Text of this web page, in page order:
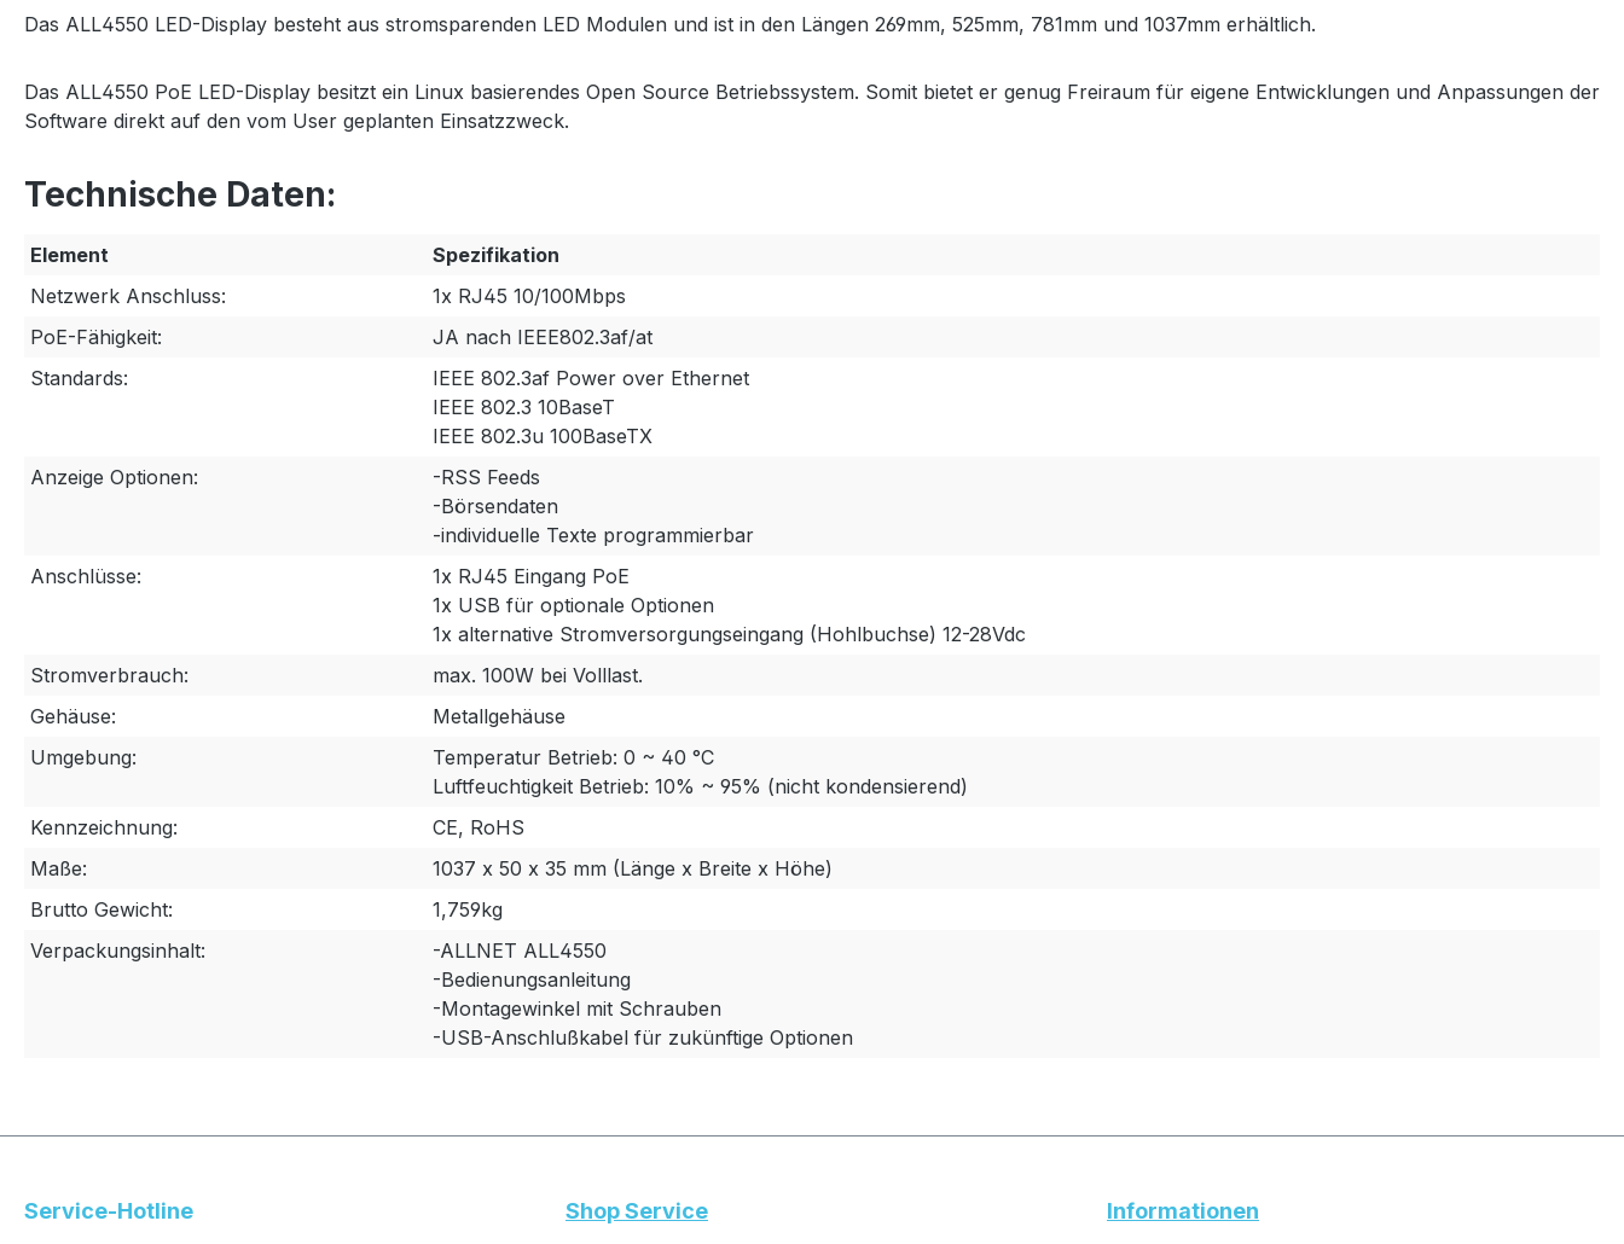
Das ALL4550 LED-Display besteht aus stromsparenden LED Modulen und ist in den Längen 269mm, 525mm, 781mm und 1037mm erhältlich.
Das ALL4550 PoE LED-Display besitzt ein Linux basierendes Open Source Betriebssystem. Somit bietet er genug Freiraum für eigene Entwicklungen und Anpassungen der
Software direkt auf den vom User geplanten Einsatzzweck.
Technische Daten:
Element
Spezifikation
Netzwerk Anschluss:
1x RJ45 10/100Mbps
PoE-Fähigkeit:
JA nach IEEE802.3af/at
Standards:
IEEE 802.3af Power over Ethernet
IEEE 802.3 10BaseT
IEEE 802.3u 100BaseTX
Anzeige Optionen:
-RSS Feeds
-Börsendaten
-individuelle Texte programmierbar
Anschlüsse:
1x RJ45 Eingang PoE
1x USB für optionale Optionen
1x alternative Stromversorgungseingang (Hohlbuchse) 12-28Vdc
Stromverbrauch:
max. 100W bei Volllast.
Gehäuse:
Metallgehäuse
Umgebung:
Temperatur Betrieb: 0 ~ 40 °C
Luftfeuchtigkeit Betrieb: 10% ~ 95% (nicht kondensierend)
Kennzeichnung:
CE, RoHS
Maße:
1037 x 50 x 35 mm (Länge x Breite x Höhe)
Brutto Gewicht:
1,759kg
Verpackungsinhalt:
-ALLNET ALL4550
-Bedienungsanleitung
-Montagewinkel mit Schrauben
-USB-Anschlußkabel für zukünftige Optionen
Service-Hotline Shop Service Informationen